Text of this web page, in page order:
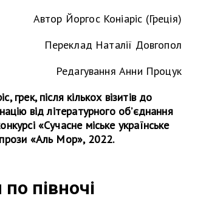
Автор Йоргос Коніаріс (Греція)
Переклад Наталії Довгопол
Редагування Анни Процук
грек, після кількох візитів до
від літературного об’єднання
«Сучасне міське українське
прози «Аль Мор», 2022.
півночі